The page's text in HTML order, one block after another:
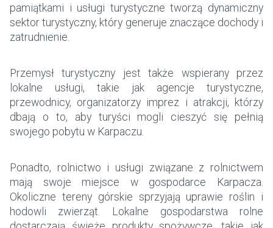
pamiątkami i usługi turystyczne tworzą dynamiczny
sektor turystyczny, który generuje znaczące dochody i
zatrudnienie.
Przemysł turystyczny jest także wspierany przez
lokalne usługi, takie jak agencje turystyczne,
przewodnicy, organizatorzy imprez i atrakcji, którzy
dbają o to, aby turyści mogli cieszyć się pełnią
swojego pobytu w Karpaczu.
Ponadto, rolnictwo i usługi związane z rolnictwem
mają swoje miejsce w gospodarce Karpacza.
Okoliczne tereny górskie sprzyjają uprawie roślin i
hodowli zwierząt. Lokalne gospodarstwa rolne